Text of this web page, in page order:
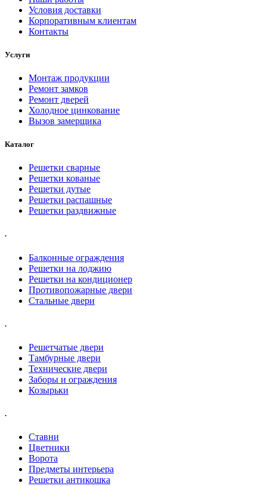
Условия доставки
Корпоративным клиентам
Контакты
Услуги
Монтаж продукции
Ремонт замков
Ремонт дверей
Холодное цинкование
Вызов замерщика
Каталог
Решетки сварные
Решетки кованые
Решетки дутые
Решетки распашные
Решетки раздвижные
.
Балконные ограждения
Решетки на лоджию
Решетки на кондиционер
Противопожарные двери
Стальные двери
.
Решетчатые двери
Тамбурные двери
Технические двери
Заборы и ограждения
Козырьки
.
Ставни
Цветники
Ворота
Предметы интерьера
Решетки антикошка